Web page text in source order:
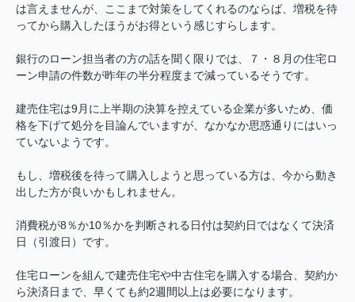
は言えませんが、ここまで対策をしてくれるのならば、増税を待
ってから購入したほうがお得という感じすらします。
銀行のローン担当者の方の話を聞く限りでは、７・８月の住宅ロ
ーン申請の件数が昨年の半分程度まで減っているそうです。
建売住宅は9月に上半期の決算を控えている企業が多いため、価
格を下げて処分を目論んでいますが、なかなか思惑通りにはいっ
ていないようです。
もし、増税後を待って購入しようと思っている方は、今から動き
出した方が良いかもしれません。
消費税が8％か10％かを判断される日付は契約日ではなくて決済
日（引渡日）です。
住宅ローンを組んで建売住宅や中古住宅を購入する場合、契約か
ら決済日まで、早くても約2週間以上は必要になります。